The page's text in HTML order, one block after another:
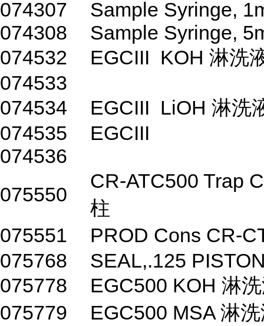
074307
Sample Syringe,
074308
Sample Syringe,
074532
EGCIII KOH 淋洗
074533
074534
EGCIII LiOH 淋洗
074535
EGCIII
074536
075550
CR-ATC500 Trap
柱
075551
PROD Cons CR-
075768
SEAL,.125
075778
EGC500 KOH 淋
075779
EGC500 MSA 淋